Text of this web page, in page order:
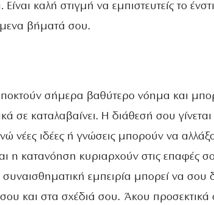
καλή στιγμή να εμπιστευτείς το
βήματά σου.
σήμερα βαθύτερο νόημα και
σε καταλαβαίνει. Η διάθεσή σου γίνεται
νέες ιδέες ή γνώσεις μπορούν να
η κατανόηση κυριαρχούν στις επαφές
εμπειρία μπορεί να σου
και στα σχέδιά σου. Άκου προσεκτικά